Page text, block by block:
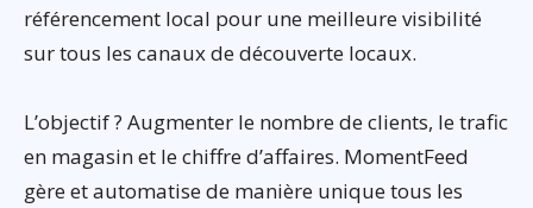
référencement local pour une meilleure visibilité
sur tous les canaux de découverte locaux.
L’objectif ? Augmenter le nombre de clients, le trafic
en magasin et le chiffre d’affaires. MomentFeed
gère et automatise de manière unique tous les